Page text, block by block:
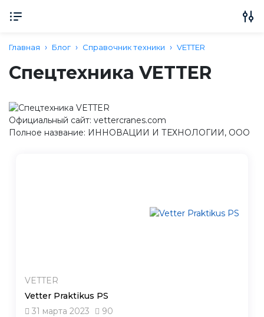
Главная Блог Справочник техники VETTER
Спецтехника VETTER
Официальный сайт: vettercranes.com
Полное название: ИННОВАЦИИ И ТЕХНОЛОГИИ, ООО
VETTER
Vetter Praktikus PS
31 марта 2023
90